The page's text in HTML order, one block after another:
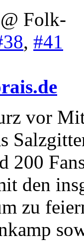
Folk-
, #41
vor
200
den
zu